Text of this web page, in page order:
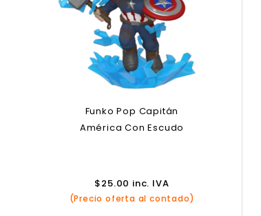
Funko Pop Capitán
América Con Escudo
$25.00 inc. IVA
(Precio oferta al contado)